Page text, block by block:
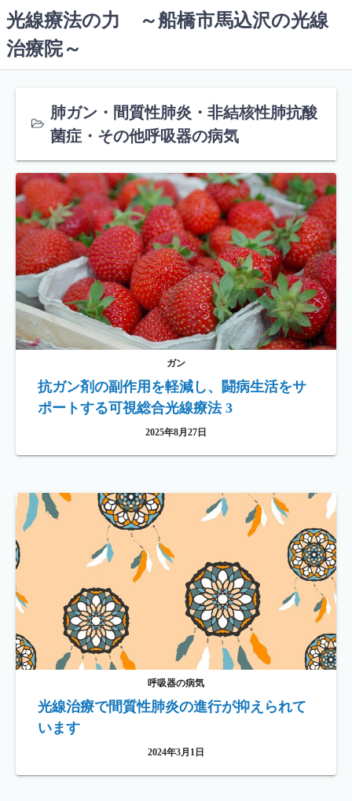
ン
テ
光線療法の力 ～船橋市馬込沢の光線
治療院～
肺ガン・間質性肺炎・非結核性肺抗酸
菌症・その他呼吸器の病気
ガン
抗ガン剤の副作用を軽減し、闘病生活をサ
ポートする可視総合光線療法 3
2025年8月27日
呼吸器の病気
光線治療で間質性肺炎の進行が抑えられて
います
2024年3月1日